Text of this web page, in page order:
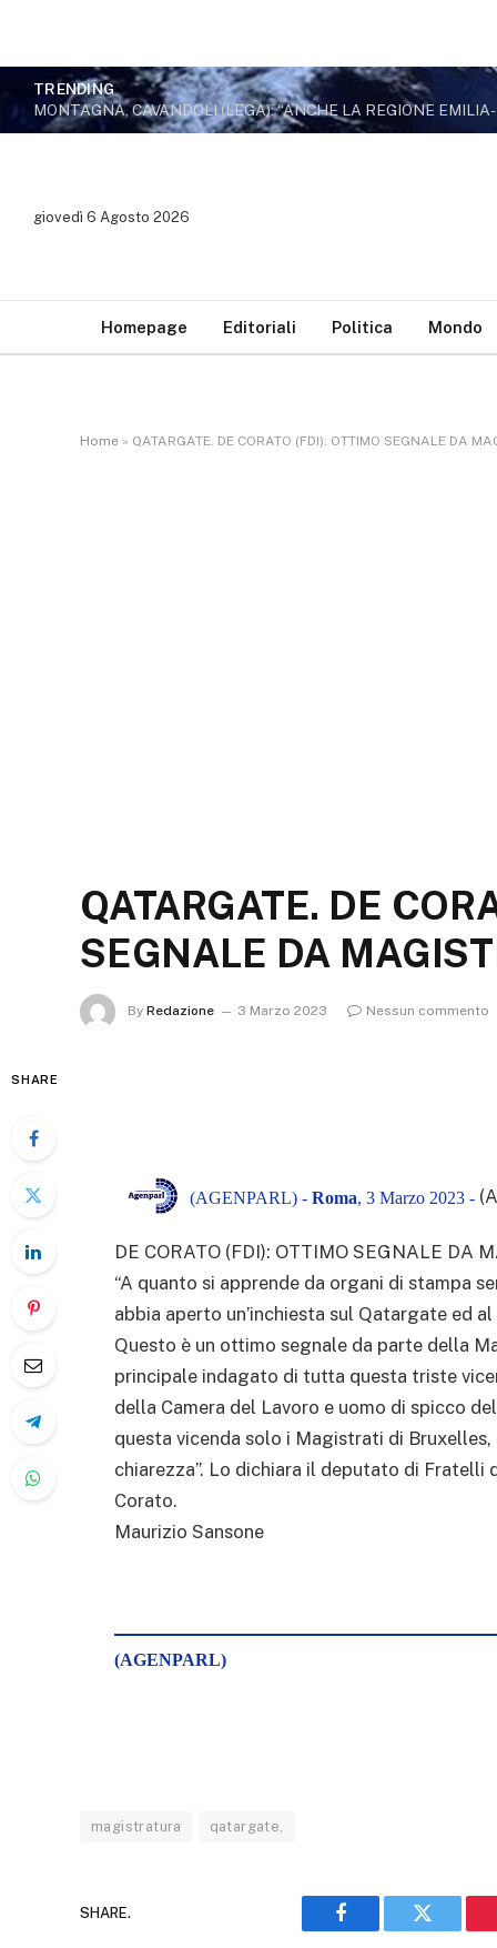
TRENDING
giovedì 6 Agosto 2026
Homepage Editoriali Politica Mondo
Home » QATARGATE. DE CORATO (FDI): OTTIMO SEGNALE DA
QATARGATE. DE
SEGNALE DA
By Redazione 3 Marzo 2023 Nessun commento
SHARE
(AGENPARL) - Roma, 3 Marzo 2023 -
DE CORATO (FDI): OTTIMO SEGNALE DA
“A quanto si apprende da organi di stampa
abbia aperto un’inchiesta sul Qatargate ed
Questo è un ottimo segnale da parte della
principale indagato di tutta questa triste
della Camera del Lavoro e uomo di spicco
questa vicenda solo i Magistrati di
chiarezza”. Lo dichiara il deputato di Fratelli
Corato.
Maurizio Sansone
(AGENPARL)
magistratura qatargate,
SHARE.
Facebook Twitter